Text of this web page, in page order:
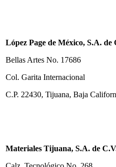
López Page de México, S.A. de
Bellas Artes No. 17686
Col. Garita Internacional
C.P. 22430, Tijuana, Baja
Materiales Tijuana, S.A. de